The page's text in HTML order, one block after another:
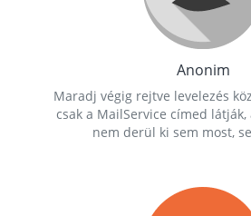
Anonim
Maradj végig rejtve levelezés
csak a MailService címed
nem derül ki sem most,